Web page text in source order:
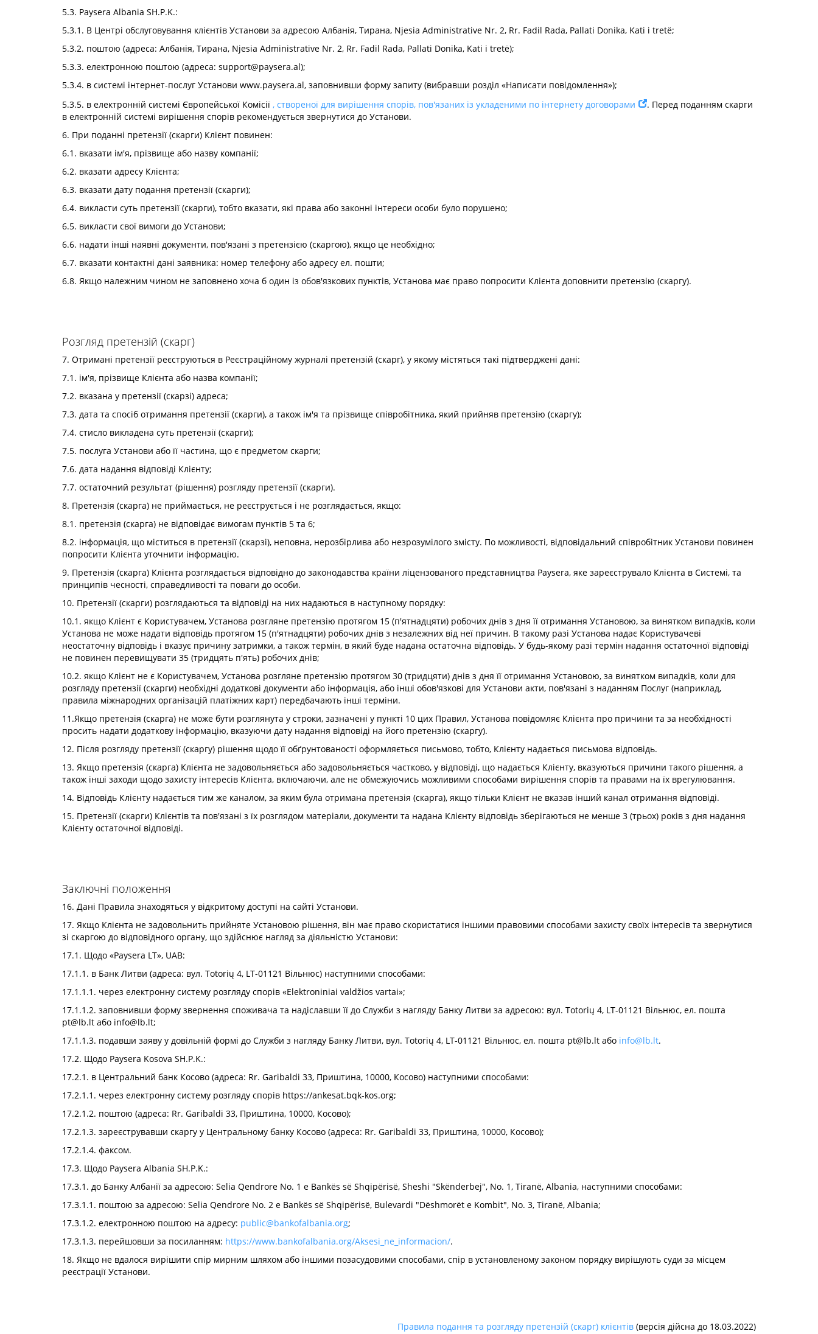
5.3. Paysera Albania SH.P.K.:
5.3.1. В Центрі обслуговування клієнтів Установи за адресою Албанія, Тирана, Njesia Administrative Nr. 2, Rr. Fadil Rada, Pallati Donika, Kati i tretë;
5.3.2. поштою (адреса: Албанія, Тирана, Njesia Administrative Nr. 2, Rr. Fadil Rada, Pallati Donika, Kati i tretë);
5.3.3. електронною поштою (адреса: support@paysera.al);
5.3.4. в системі інтернет-послуг Установи www.paysera.al, заповнивши форму запиту (вибравши розділ «Написати повідомлення»);
5.3.5. в електронній системі Європейської Комісії , створеної для вирішення спорів, пов'язаних із укладеними по інтернету договорами
. Перед поданням скарги
в електронній системі вирішення спорів рекомендується звернутися до Установи.
6. При поданні претензії (скарги) Клієнт повинен:
6.1. вказати ім'я, прізвище або назву компанії;
6.2. вказати адресу Клієнта;
6.3. вказати дату подання претензії (скарги);
6.4. викласти суть претензії (скарги), тобто вказати, які права або законні інтереси особи було порушено;
6.5. викласти свої вимоги до Установи;
6.6. надати інші наявні документи, пов'язані з претензією (скаргою), якщо це необхідно;
6.7. вказати контактні дані заявника: номер телефону або адресу ел. пошти;
6.8. Якщо належним чином не заповнено хоча б один із обов'язкових пунктів, Установа має право попросити Клієнта доповнити претензію (скаргу).
Розгляд претензій (скарг)
7. Отримані претензії реєструються в Реєстраційному журналі претензій (скарг), у якому містяться такі підтверджені дані:
7.1. ім'я, прізвище Клієнта або назва компанії;
7.2. вказана у претензії (скарзі) адреса;
7.3. дата та спосіб отримання претензії (скарги), а також ім'я та прізвище співробітника, який прийняв претензію (скаргу);
7.4. стисло викладена суть претензії (скарги);
7.5. послуга Установи або її частина, що є предметом скарги;
7.6. дата надання відповіді Клієнту;
7.7. остаточний результат (рішення) розгляду претензії (скарги).
8. Претензія (скарга) не приймається, не реєструється і не розглядається, якщо:
8.1. претензія (скарга) не відповідає вимогам пунктів 5 та 6;
8.2. інформація, що міститься в претензії (скарзі), неповна, нерозбірлива або незрозумілого змісту. По можливості, відповідальний співробітник Установи повинен
попросити Клієнта уточнити інформацію.
9. Претензія (скарга) Клієнта розглядається відповідно до законодавства країни ліцензованого представництва Paysera, яке зареєструвало Клієнта в Системі, та
принципів чесності, справедливості та поваги до особи.
10. Претензії (скарги) розглядаються та відповіді на них надаються в наступному порядку:
10.1. якщо Клієнт є Користувачем, Установа розгляне претензію протягом 15 (п'ятнадцяти) робочих днів з дня її отримання Установою, за винятком випадків, коли
Установа не може надати відповідь протягом 15 (п'ятнадцяти) робочих днів з незалежних від неї причин. В такому разі Установа надає Користувачеві
неостаточну відповідь і вказує причину затримки, а також термін, в який буде надана остаточна відповідь. У будь-якому разі термін надання остаточної відповіді
не повинен перевищувати 35 (тридцять п'ять) робочих днів;
10.2. якщо Клієнт не є Користувачем, Установа розгляне претензію протягом 30 (тридцяти) днів з дня її отримання Установою, за винятком випадків, коли для
розгляду претензії (скарги) необхідні додаткові документи або інформація, або інші обов'язкові для Установи акти, пов'язані з наданням Послуг (наприклад,
правила міжнародних організацій платіжних карт) передбачають інші терміни.
11.Якщо претензія (скарга) не може бути розглянута у строки, зазначені у пункті 10 цих Правил, Установа повідомляє Клієнта про причини та за необхідності
просить надати додаткову інформацію, вказуючи дату надання відповіді на його претензію (скаргу).
12. Після розгляду претензії (скаргу) рішення щодо її обґрунтованості оформляється письмово, тобто, Клієнту надається письмова відповідь.
13. Якщо претензія (скарга) Клієнта не задовольняється або задовольняється частково, у відповіді, що надається Клієнту, вказуються причини такого рішення, а
також інші заходи щодо захисту інтересів Клієнта, включаючи, але не обмежуючись можливими способами вирішення спорів та правами на їх врегулювання.
14. Відповідь Клієнту надається тим же каналом, за яким була отримана претензія (скарга), якщо тільки Клієнт не вказав інший канал отримання відповіді.
15. Претензії (скарги) Клієнтів та пов'язані з їх розглядом матеріали, документи та надана Клієнту відповідь зберігаються не менше 3 (трьох) років з дня надання
Клієнту остаточної відповіді.
Заключні положення
16. Дані Правила знаходяться у відкритому доступі на сайті Установи.
17. Якщо Клієнта не задовольнить прийняте Установою рішення, він має право скористатися іншими правовими способами захисту своїх інтересів та звернутися
зі скаргою до відповідного органу, що здійснює нагляд за діяльністю Установи:
17.1. Щодо «Paysera LT», UAB:
17.1.1. в Банк Литви (адреса: вул. Totorių 4, LT-01121 Вільнюс) наступними способами:
17.1.1.1. через електронну систему розгляду спорів «Elektroniniai valdžios vartai»;
17.1.1.2. заповнивши форму звернення споживача та надіславши її до Служби з нагляду Банку Литви за адресою: вул. Totorių 4, LT-01121 Вільнюс, ел. пошта
pt@lb.lt або info@lb.lt;
17.1.1.3. подавши заяву у довільній формі до Служби з нагляду Банку Литви, вул. Totorių 4, LT-01121 Вільнюс, ел. пошта pt@lb.lt або info@lb.lt.
17.2. Щодо Paysera Kosova SH.P.K.:
17.2.1. в Центральний банк Косово (адреса: Rr. Garibaldi 33, Приштина, 10000, Косово) наступними способами:
17.2.1.1. через електронну систему розгляду спорів https://ankesat.bqk-kos.org;
17.2.1.2. поштою (адреса: Rr. Garibaldi 33, Приштина, 10000, Косово);
17.2.1.3. зареєструвавши скаргу у Центральному банку Косово (адреса: Rr. Garibaldi 33, Приштина, 10000, Косово);
17.2.1.4. факсом.
17.3. Щодо Paysera Albania SH.P.K.:
17.3.1. до Банку Албанії за адресою: Selia Qendrore No. 1 e Bankës së Shqipërisë, Sheshi "Skënderbej", No. 1, Tiranë, Albania, наступними способами:
17.3.1.1. поштою за адресою: Selia Qendrore No. 2 e Bankës së Shqipërisë, Bulevardi "Dëshmorët e Kombit", No. 3, Tiranë, Albania;
17.3.1.2. електронною поштою на адресу: public@bankofalbania.org;
17.3.1.3. перейшовши за посиланням: https://www.bankofalbania.org/Aksesi_ne_informacion/.
18. Якщо не вдалося вирішити спір мирним шляхом або іншими позасудовими способами, спір в установленому законом порядку вирішують суди за місцем
реєстрації Установи.
Правила подання та розгляду претензій (скарг) клієнтів (версія дійсна до 18.03.2022)